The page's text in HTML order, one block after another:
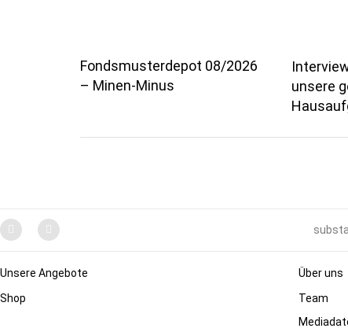
Fondsmusterdepot 08/2026
– Minen-Minus
unsere
Unsere Angebote
Shop
Über uns
Team